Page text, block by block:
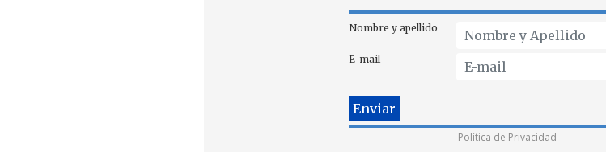
Nombre y apellido
E-mail
Política de Privacidad